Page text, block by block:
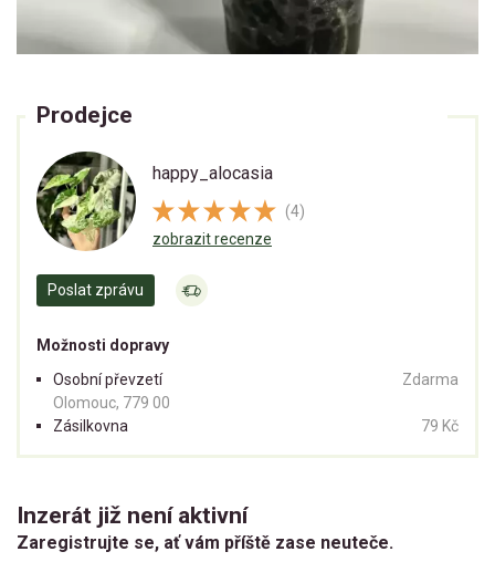
Prodejce
happy_alocasia
(4)
zobrazit recenze
Poslat zprávu
Možnosti dopravy
Osobní převzetí
Olomouc, 779 00
Zdarma
Zásilkovna 79 Kč
Inzerát již není aktivní
Zaregistrujte se, ať vám příště zase neuteče.